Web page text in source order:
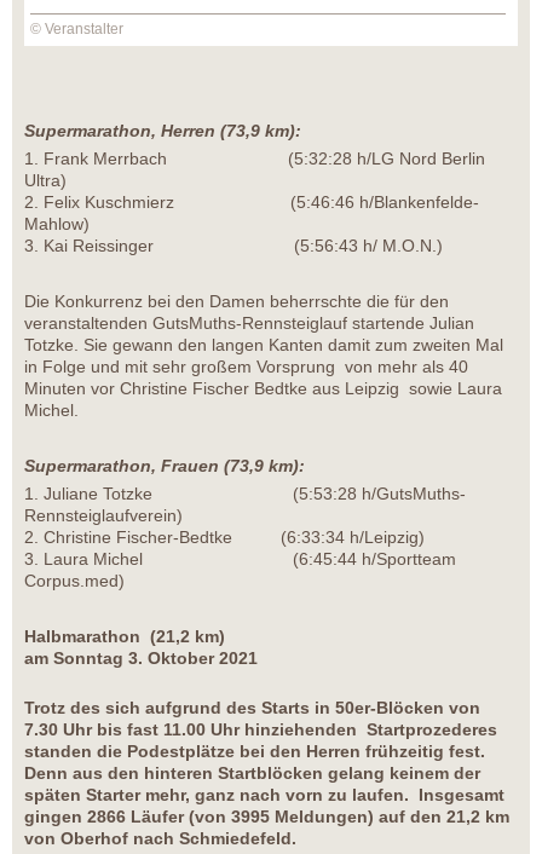
© Veranstalter
Supermarathon, Herren (73,9 km):
1. Frank Merrbach (5:32:28 h/LG Nord Berlin
Ultra)
2. Felix Kuschmierz (5:46:46 h/Blankenfelde-
Mahlow)
3. Kai Reissinger (5:56:43 h/ M.O.N.)
Die Konkurrenz bei den Damen beherrschte die für den
veranstaltenden GutsMuths-Rennsteiglauf startende Julian
Totzke. Sie gewann den langen Kanten damit zum zweiten Mal
in Folge und mit sehr großem Vorsprung von mehr als 40
Minuten vor Christine Fischer Bedtke aus Leipzig sowie Laura
Michel.
Supermarathon, Frauen (73,9 km):
1. Juliane Totzke (5:53:28 h/GutsMuths-
Rennsteiglaufverein)
2. Christine Fischer-Bedtke (6:33:34 h/Leipzig)
3. Laura Michel (6:45:44 h/Sportteam
Corpus.med)
Halbmarathon (21,2 km)
am Sonntag 3. Oktober 2021
Trotz des sich aufgrund des Starts in 50er-Blöcken von
7.30 Uhr bis fast 11.00 Uhr hinziehenden Startprozederes
standen die Podestplätze bei den Herren frühzeitig fest.
Denn aus den hinteren Startblöcken gelang keinem der
späten Starter mehr, ganz nach vorn zu laufen. Insgesamt
gingen 2866 Läufer (von 3995 Meldungen) auf den 21,2 km
von Oberhof nach Schmiedefeld.